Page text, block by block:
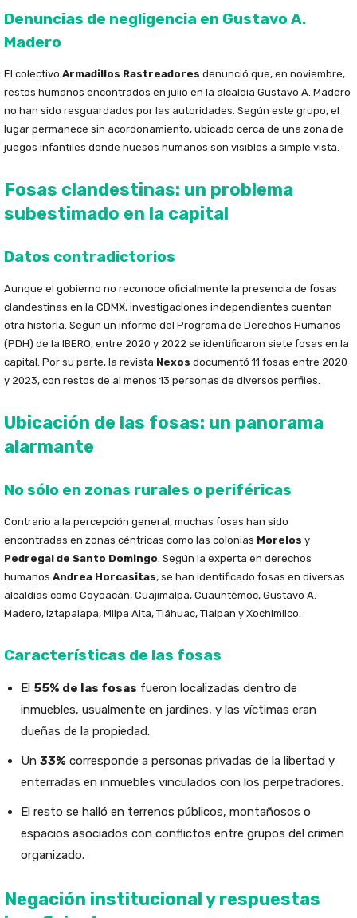
Denuncias de negligencia en Gustavo A.
Madero
El colectivo Armadillos Rastreadores denunció que, en noviembre,
restos humanos encontrados en julio en la alcaldía Gustavo A. Madero
no han sido resguardados por las autoridades. Según este grupo, el
lugar permanece sin acordonamiento, ubicado cerca de una zona de
juegos infantiles donde huesos humanos son visibles a simple vista.
Fosas clandestinas: un problema
subestimado en la capital
Datos contradictorios
Aunque el gobierno no reconoce oficialmente la presencia de fosas
clandestinas en la CDMX, investigaciones independientes cuentan
otra historia. Según un informe del Programa de Derechos Humanos
(PDH) de la IBERO, entre 2020 y 2022 se identificaron siete fosas en la
capital. Por su parte, la revista Nexos documentó 11 fosas entre 2020
y 2023, con restos de al menos 13 personas de diversos perfiles.
Ubicación de las fosas: un panorama
alarmante
No sólo en zonas rurales o periféricas
Contrario a la percepción general, muchas fosas han sido
encontradas en zonas céntricas como las colonias Morelos y
Pedregal de Santo Domingo. Según la experta en derechos
humanos Andrea Horcasitas, se han identificado fosas en diversas
alcaldías como Coyoacán, Cuajimalpa, Cuauhtémoc, Gustavo A.
Madero, Iztapalapa, Milpa Alta, Tláhuac, Tlalpan y Xochimilco.
Características de las fosas
El 55% de las fosas fueron localizadas dentro de
inmuebles, usualmente en jardines, y las víctimas eran
dueñas de la propiedad.
Un 33% corresponde a personas privadas de la libertad y
enterradas en inmuebles vinculados con los perpetradores.
El resto se halló en terrenos públicos, montañosos o
espacios asociados con conflictos entre grupos del crimen
organizado.
Negación institucional y respuestas